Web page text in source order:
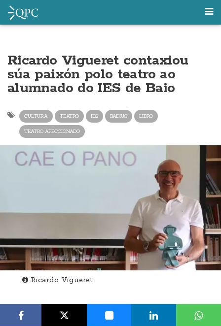
Ricardo Vigueret contaxiou
súa paixón polo teatro ao
alumnado do IES de Baio
CULTURA TEATRO IES BADIUS LIBRO
TEATRO AFECCIONADO
Ricardo Vigueret